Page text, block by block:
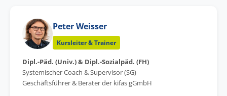
Peter Weisser
Kursleiter & Trainer
Dipl.-Päd. (Univ.) & Dipl.-Sozialpäd. (FH)
Systemischer Coach & Supervisor (SG)
Geschäftsführer & Berater der kifas gGmbH